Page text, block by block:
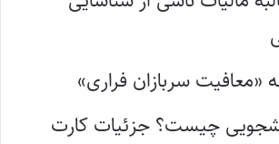
«معافیت سربازان فراری»
چیست؟ جزئیات کارت